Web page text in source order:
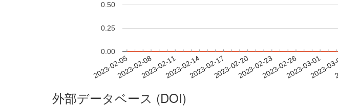
2023-02-052023-02-082023-02-112023-02-142023-02-172023-02-202023-02-232023-02-262023-03-01
2023-
0.00
0.25
0.50
外部データベース (DOI)